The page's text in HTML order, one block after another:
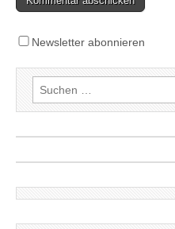
Newsletter abonnieren
Suchen
nach: